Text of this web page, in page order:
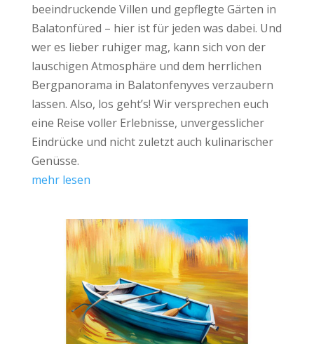
beeindruckende Villen und gepflegte Gärten in
Balatonfüred – hier ist für jeden was dabei. Und
wer es lieber ruhiger mag, kann sich von der
lauschigen Atmosphäre und dem herrlichen
Bergpanorama in Balatonfenyves verzaubern
lassen. Also, los geht’s! Wir versprechen euch
eine Reise voller Erlebnisse, unvergesslicher
Eindrücke und nicht zuletzt auch kulinarischer
Genüsse.
mehr lesen